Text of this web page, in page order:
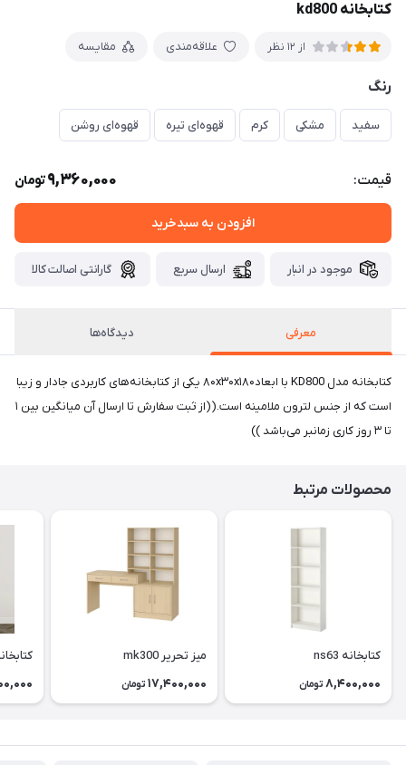
کتابخانه kd800
از 12 نظر علاقه‌مندی مقایسه
رنگ
سفید مشکی کرم قهوه‌ای تیره قهوه‌ای روشن
قیمت: 9,360,000تومان
افزودن به سبدخرید
موجود در انبار ارسال سریع گارانتی اصالت کالا
معرفی دیدگاه‌ها
کتابخانه مدل KD800 با ابعاد۸۰x۳۰x۱۸۰ یکی از کتابخانه‌های کاربردی جادار و زیبا
است که از جنس لترون ملامینه است.((از ثبت سفارش تا ارسال آن میانگین بین ۱
تا ۳ روز کاری زمانبر می‌باشد ))
محصولات مرتبط
کتابخانه ns63
8,400,000 تومان
میز تحریر mk300
17,400,000 تومان
کتابخانه